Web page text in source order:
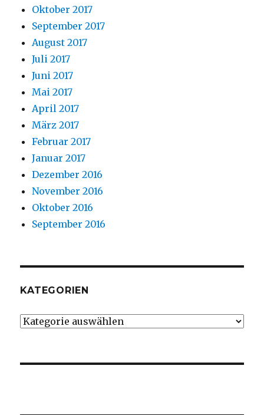
Oktober 2017
September 2017
August 2017
Juli 2017
Juni 2017
Mai 2017
April 2017
März 2017
Februar 2017
Januar 2017
Dezember 2016
November 2016
Oktober 2016
September 2016
KATEGORIEN
Kategorien